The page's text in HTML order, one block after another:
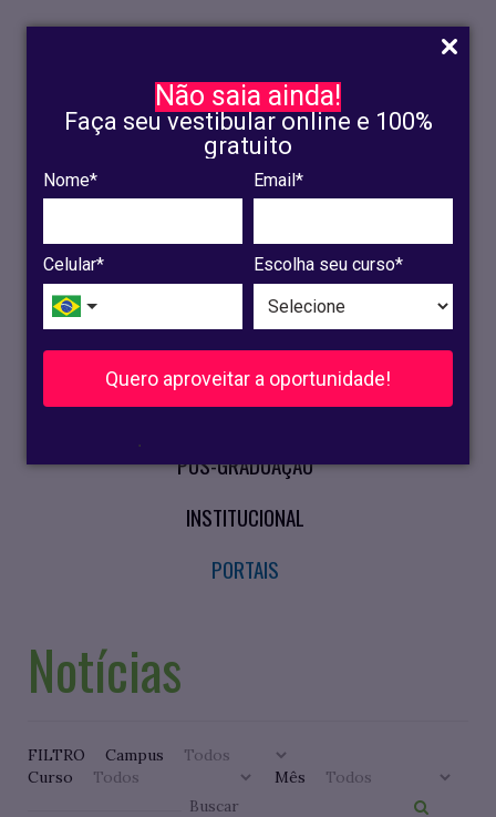
Não saia ainda!
Faça seu vestibular online e 100%
gratuito
Nome* Email*
Celular* Escolha seu curso*
Quero aproveitar a oportunidade!
.
INSCRIÇÃO
OLINDA
RECIFE
VESTIBULAR
CURSOS PRESENCIAIS
PÓS-GRADUAÇÃO
INSTITUCIONAL
PORTAIS
Notícias
FILTRO
Campus
Curso
Mês